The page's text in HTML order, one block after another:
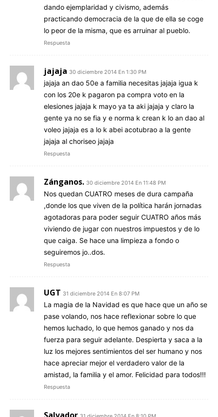
dando ejemplaridad y civismo, además
practicando democracia de la que de ella se coge
lo peor de la misma, que es arruinar al pueblo.
Respuesta
jajaja 30 diciembre 2014 En 1:30 PM
jajaja an dao 50e a familia necesitas jajaja igua k
con los 20e k pagaron pa compra voto en la
elesiones jajaja k mayo ya ta aki jajaja y claro la
gente ya no se fia y e norma k crean k lo an dao al
voleo jajaja es a lo k abei acotubrao a la gente
jajaja al choriseo jajaja
Respuesta
Zánganos. 30 diciembre 2014 En 11:48 PM
Nos quedan CUATRO meses de dura campaña
,donde los que viven de la política harán jornadas
agotadoras para poder seguir CUATRO años más
viviendo de jugar con nuestros impuestos y de lo
que caiga. Se hace una limpieza a fondo o
seguiremos jo..dos.
Respuesta
UGT 31 diciembre 2014 En 8:07 PM
La magia de la Navidad es que hace que un año se
pase volando, nos hace reflexionar sobre lo que
hemos luchado, lo que hemos ganado y nos da
fuerza para seguir adelante. Despierta y saca a la
luz los mejores sentimientos del ser humano y nos
hace apreciar mejor el verdadero valor de la
amistad, la familia y el amor. Felicidad para todos!!!
Respuesta